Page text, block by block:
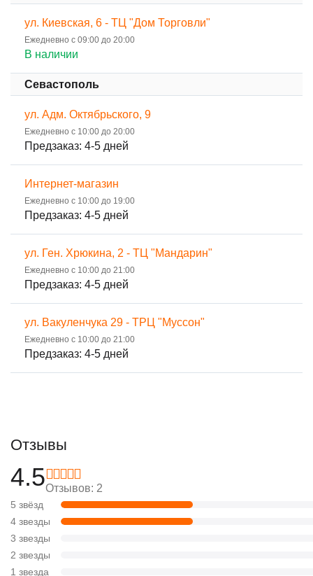
ул. Киевская, 6 - ТЦ "Дом Торговли"
Ежедневно с 09:00 до 20:00
В наличии
Севастополь
ул. Адм. Октябрьского, 9
Ежедневно с 10:00 до 20:00
Предзаказ: 4-5 дней
Интернет-магазин
Ежедневно с 10:00 до 19:00
Предзаказ: 4-5 дней
ул. Ген. Хрюкина, 2 - ТЦ "Мандарин"
Ежедневно с 10:00 до 21:00
Предзаказ: 4-5 дней
ул. Вакуленчука 29 - ТРЦ "Муссон"
Ежедневно с 10:00 до 21:00
Предзаказ: 4-5 дней
Отзывы
4.5Отзывов: 2
5 звёзд
4 звезды
3 звезды
2 звезды
1 звезда